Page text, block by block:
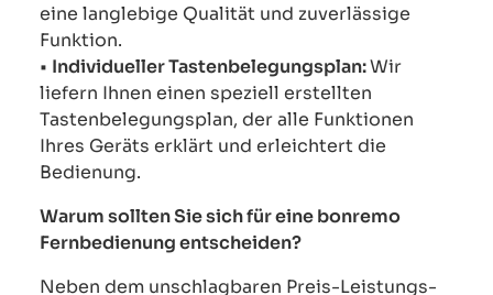
eine langlebige Qualität und zuverlässige
Funktion.
• Individueller Tastenbelegungsplan:Wir
liefern Ihnen einen speziell erstellten
Tastenbelegungsplan, der alle Funktionen
Ihres Geräts erklärt und erleichtert die
Bedienung.
Warum sollten Sie sich für eine bonremo
Fernbedienung entscheiden?
Neben dem unschlagbaren Preis-Leistungs-